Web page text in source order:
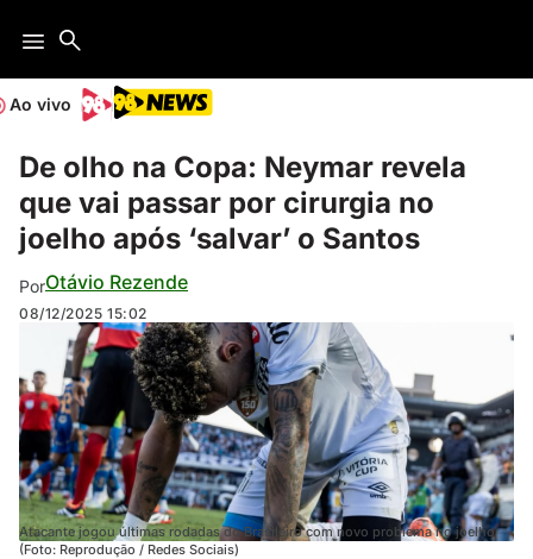
Ao vivo
De olho na Copa: Neymar revela
que vai passar por cirurgia no
joelho após ‘salvar’ o Santos
PorOtávio Rezende
08/12/2025 15:02
Atacante jogou últimas rodadas do Brasileiro com novo problema no joelho
(Foto: Reprodução / Redes Sociais)